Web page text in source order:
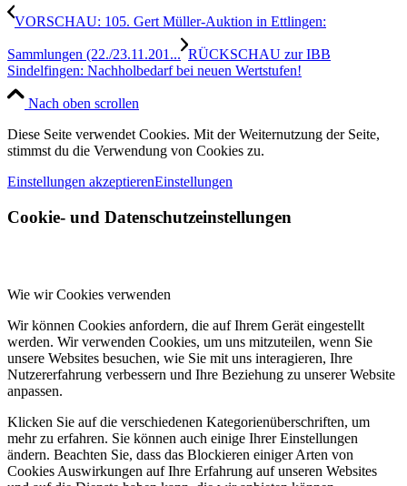
VORSCHAU: 105. Gert Müller-Auktion in Ettlingen:
Sammlungen (22./23.11.201... RÜCKSCHAU zur IBB
Sindelfingen: Nachholbedarf bei neuen Wertstufen!
Nach oben scrollen
Diese Seite verwendet Cookies. Mit der Weiternutzung der Seite,
stimmst du die Verwendung von Cookies zu.
Einstellungen akzeptierenEinstellungen
Cookie- und Datenschutzeinstellungen
Wie wir Cookies verwenden
Wir können Cookies anfordern, die auf Ihrem Gerät eingestellt
werden. Wir verwenden Cookies, um uns mitzuteilen, wenn Sie
unsere Websites besuchen, wie Sie mit uns interagieren, Ihre
Nutzererfahrung verbessern und Ihre Beziehung zu unserer Website
anpassen.
Klicken Sie auf die verschiedenen Kategorienüberschriften, um
mehr zu erfahren. Sie können auch einige Ihrer Einstellungen
ändern. Beachten Sie, dass das Blockieren einiger Arten von
Cookies Auswirkungen auf Ihre Erfahrung auf unseren Websites